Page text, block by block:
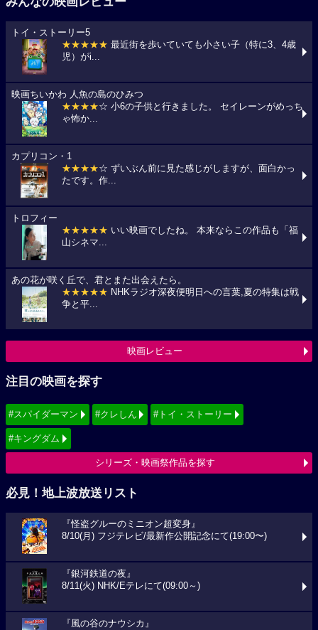
トイ・ストーリー5
★★★★★ 最近街を歩いていても小さい子（特に3、4歳
児）がi...
映画ちいかわ 人魚の島のひみつ
★★★★☆ 小6の子供と行きました。 セイレーンがめっち
ゃ怖か...
カプリコン・1
★★★★☆ ずいぶん前に見た感じがしますが、面白かっ
たです。作...
トロフィー
★★★★★ いい映画でしたね。 本来ならこの作品も「福
山シネマ...
あの花が咲く丘で、君とまた出会えたら。
★★★★★ NHKラジオ深夜便明日への言葉,夏の特集は戦
争と平...
映画レビュー
注目の映画を探す
#スパイダーマン #クレしん #トイ・ストーリー
#キングダム
シリーズ・映画祭作品を探す
必見！地上波放送リスト
『怪盗グルーのミニオン超変身』
8/10(月) フジテレビ/最新作公開記念にて(19:00〜)
『銀河鉄道の夜』
8/11(火) NHK/Eテレにて(09:00～)
『風の谷のナウシカ』